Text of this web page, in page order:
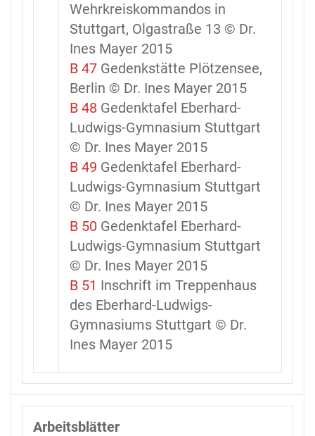
Wehrkreiskommandos in
Stuttgart, Olgastraße 13 © Dr.
Ines Mayer 2015
B 47 Gedenkstätte Plötzensee,
Berlin © Dr. Ines Mayer 2015
B 48 Gedenktafel Eberhard-
Ludwigs-Gymnasium Stuttgart
© Dr. Ines Mayer 2015
B 49 Gedenktafel Eberhard-
Ludwigs-Gymnasium Stuttgart
© Dr. Ines Mayer 2015
B 50 Gedenktafel Eberhard-
Ludwigs-Gymnasium Stuttgart
© Dr. Ines Mayer 2015
B 51 Inschrift im Treppenhaus
des Eberhard-Ludwigs-
Gymnasiums Stuttgart © Dr.
Ines Mayer 2015
Arbeitsblätter